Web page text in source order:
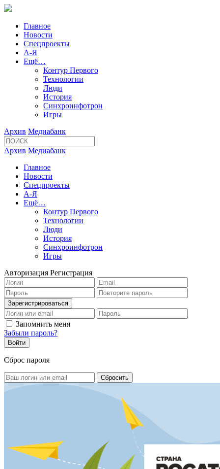
Главное
Новости
Спецпроекты
А-Я
Ещё…
Контур Первого
Технологии
Люди
История
Синхроинфотрон
Игры
Архив Медиабанк
Архив Медиабанк
Главное
Новости
Спецпроекты
А-Я
Ещё…
Контур Первого
Технологии
Люди
История
Синхроинфотрон
Игры
Авторизация Регистрация
Запомнить меня
Забыли пароль?
Сброс пароля